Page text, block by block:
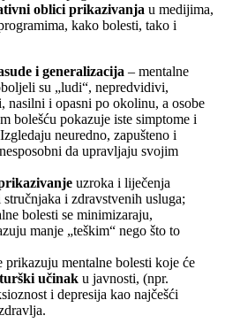
oblici prikazivanja u medijima,
kako bolesti, tako i
i generalizacija – mentalne
su „ludi“, nepredvidivi,
nasilni i opasni po okolinu, a osobe
bolešću pokazuje iste simptome i
neuredno, zapušteno i
da upravljaju svojim
uzroka i liječenja
i zdravstvenih usluga;
bolesti se minimizaraju,
manje „teškim“ nego što to
prikazuju mentalne bolesti koje će
učinak u javnosti, (npr.
i depresija kao najčešći